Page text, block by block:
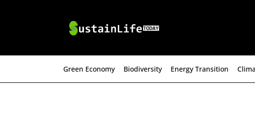
Green Economy Biodiversity Energy Transition